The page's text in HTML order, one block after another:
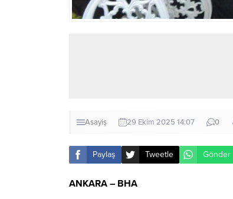
Asayiş 29 Ekim 2025 14:07 0
Paylaş Tweetle Gönder
ANKARA – BHA